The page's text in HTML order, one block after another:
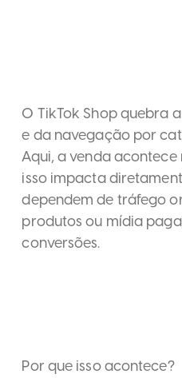
O TikTok Shop quebra
e da navegação por
Aqui, a venda
isso impacta
dependem de tráfego
produtos ou mídia
conversões.
Por que isso acontece?